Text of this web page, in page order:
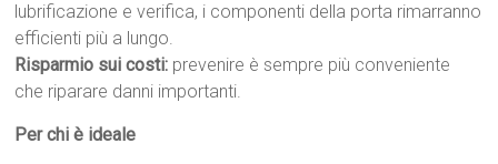
lubrificazione e verifica, i componenti della porta rimarranno
efficienti più a lungo.
Risparmio sui costi: prevenire è sempre più conveniente
che riparare danni importanti.
Per chi è ideale